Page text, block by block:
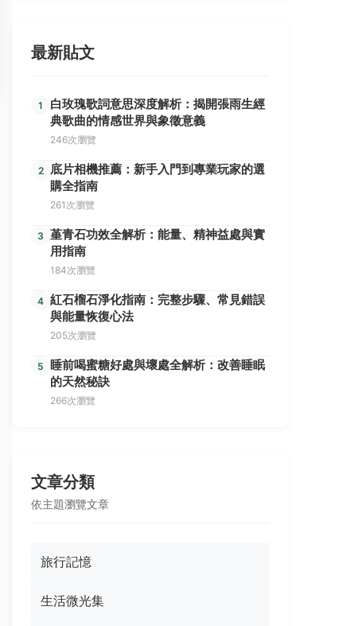
最新貼文
1
白玫瑰歌詞意思深度解析：揭開張雨生經
典歌曲的情感世界與象徵意義
246次瀏覽
2
底片相機推薦：新手入門到專業玩家的選
購全指南
261次瀏覽
3 堇青石功效全解析：能量、精神益處與實
用指南
184次瀏覽
4 紅石榴石淨化指南：完整步驟、常見錯誤
與能量恢復心法
205次瀏覽
5
睡前喝蜜糖好處與壞處全解析：改善睡眠
的天然秘訣
266次瀏覽
文章分類
依主題瀏覽文章
旅行記憶
生活微光集